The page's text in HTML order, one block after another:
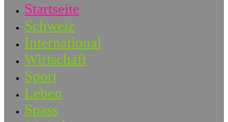
Startseite
Schweiz
International
Wirtschaft
Sport
Leben
Spass